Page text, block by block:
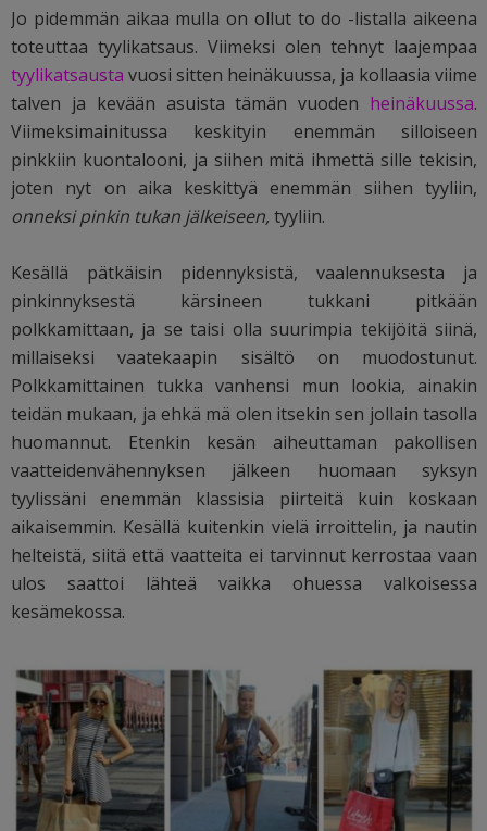
Jo pidemmän aikaa mulla on ollut to do -listalla aikeena
toteuttaa tyylikatsaus. Viimeksi olen tehnyt laajempaa
tyylikatsausta vuosi sitten heinäkuussa, ja kollaasia viime
talven ja kevään asuista tämän vuoden heinäkuussa.
Viimeksimainitussa keskityin enemmän silloiseen
pinkkiin kuontalooni, ja siihen mitä ihmettä sille tekisin,
joten nyt on aika keskittyä enemmän siihen tyyliin,
onneksi pinkin tukan jälkeiseen, tyyliin.
Kesällä pätkäisin pidennyksistä, vaalennuksesta ja
pinkinnyksestä kärsineen tukkani pitkään
polkkamittaan, ja se taisi olla suurimpia tekijöitä siinä,
millaiseksi vaatekaapin sisältö on muodostunut.
Polkkamittainen tukka vanhensi mun lookia, ainakin
teidän mukaan, ja ehkä mä olen itsekin sen jollain tasolla
huomannut. Etenkin kesän aiheuttaman pakollisen
vaatteidenvähennyksen jälkeen huomaan syksyn
tyylissäni enemmän klassisia piirteitä kuin koskaan
aikaisemmin. Kesällä kuitenkin vielä irroittelin, ja nautin
helteistä, siitä että vaatteita ei tarvinnut kerrostaa vaan
ulos saattoi lähteä vaikka ohuessa valkoisessa
kesämekossa.